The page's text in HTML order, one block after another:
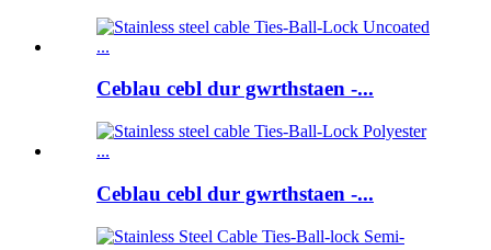
Ceblau cebl dur gwrthstaen -...
Ceblau cebl dur gwrthstaen -...